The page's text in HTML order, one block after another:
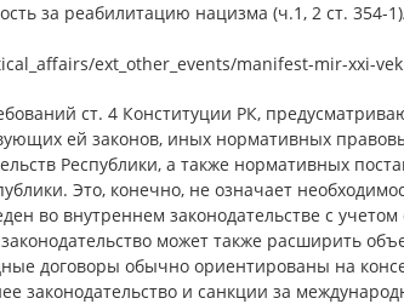
за реабилитацию нацизма (ч.1, 2 ст. 354-
ext_other_events/manifest-mir-xxi-vek
ст. 4 Конституции РК,
ей законов, иных нормативных
Республики, а также нормативных
Это, конечно, не означает
во внутреннем законодательстве с учетом
может также расширить
договоры обычно ориентированы на
законодательство и санкции за